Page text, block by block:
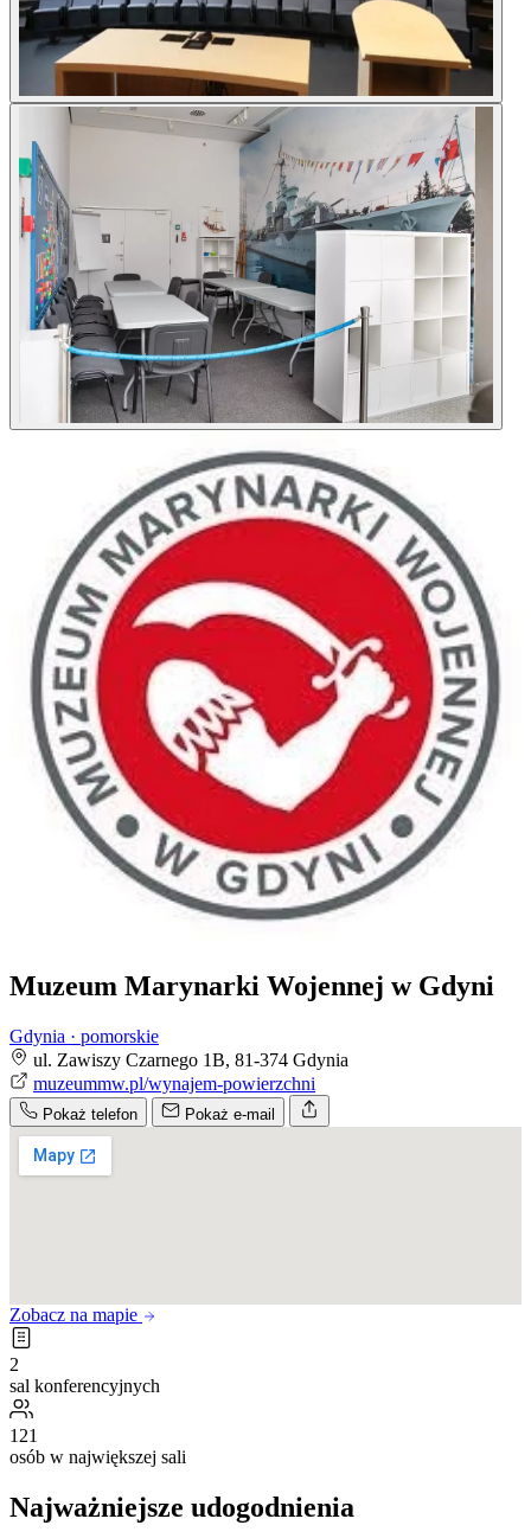
Muzeum Marynarki Wojennej w Gdyni
Gdynia · pomorskie
ul. Zawiszy Czarnego 1B, 81-374 Gdynia
muzeummw.pl/wynajem-powierzchni
Pokaż telefon Pokaż e-mail
Zobacz na mapie
2
sal konferencyjnych
121
osób w największej sali
Najważniejsze udogodnienia